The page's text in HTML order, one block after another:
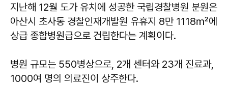
지난해 12월 도가 유치에 성공한 국립경찰병원 분원은
아산시 초사동 경찰인재개발원 유휴지 8만 1118㎡에
상급 종합병원급으로 건립한다는 계획이다.
병원 규모는 550병상으로, 2개 센터와 23개 진료과,
1000여 명의 의료진이 상주한다.